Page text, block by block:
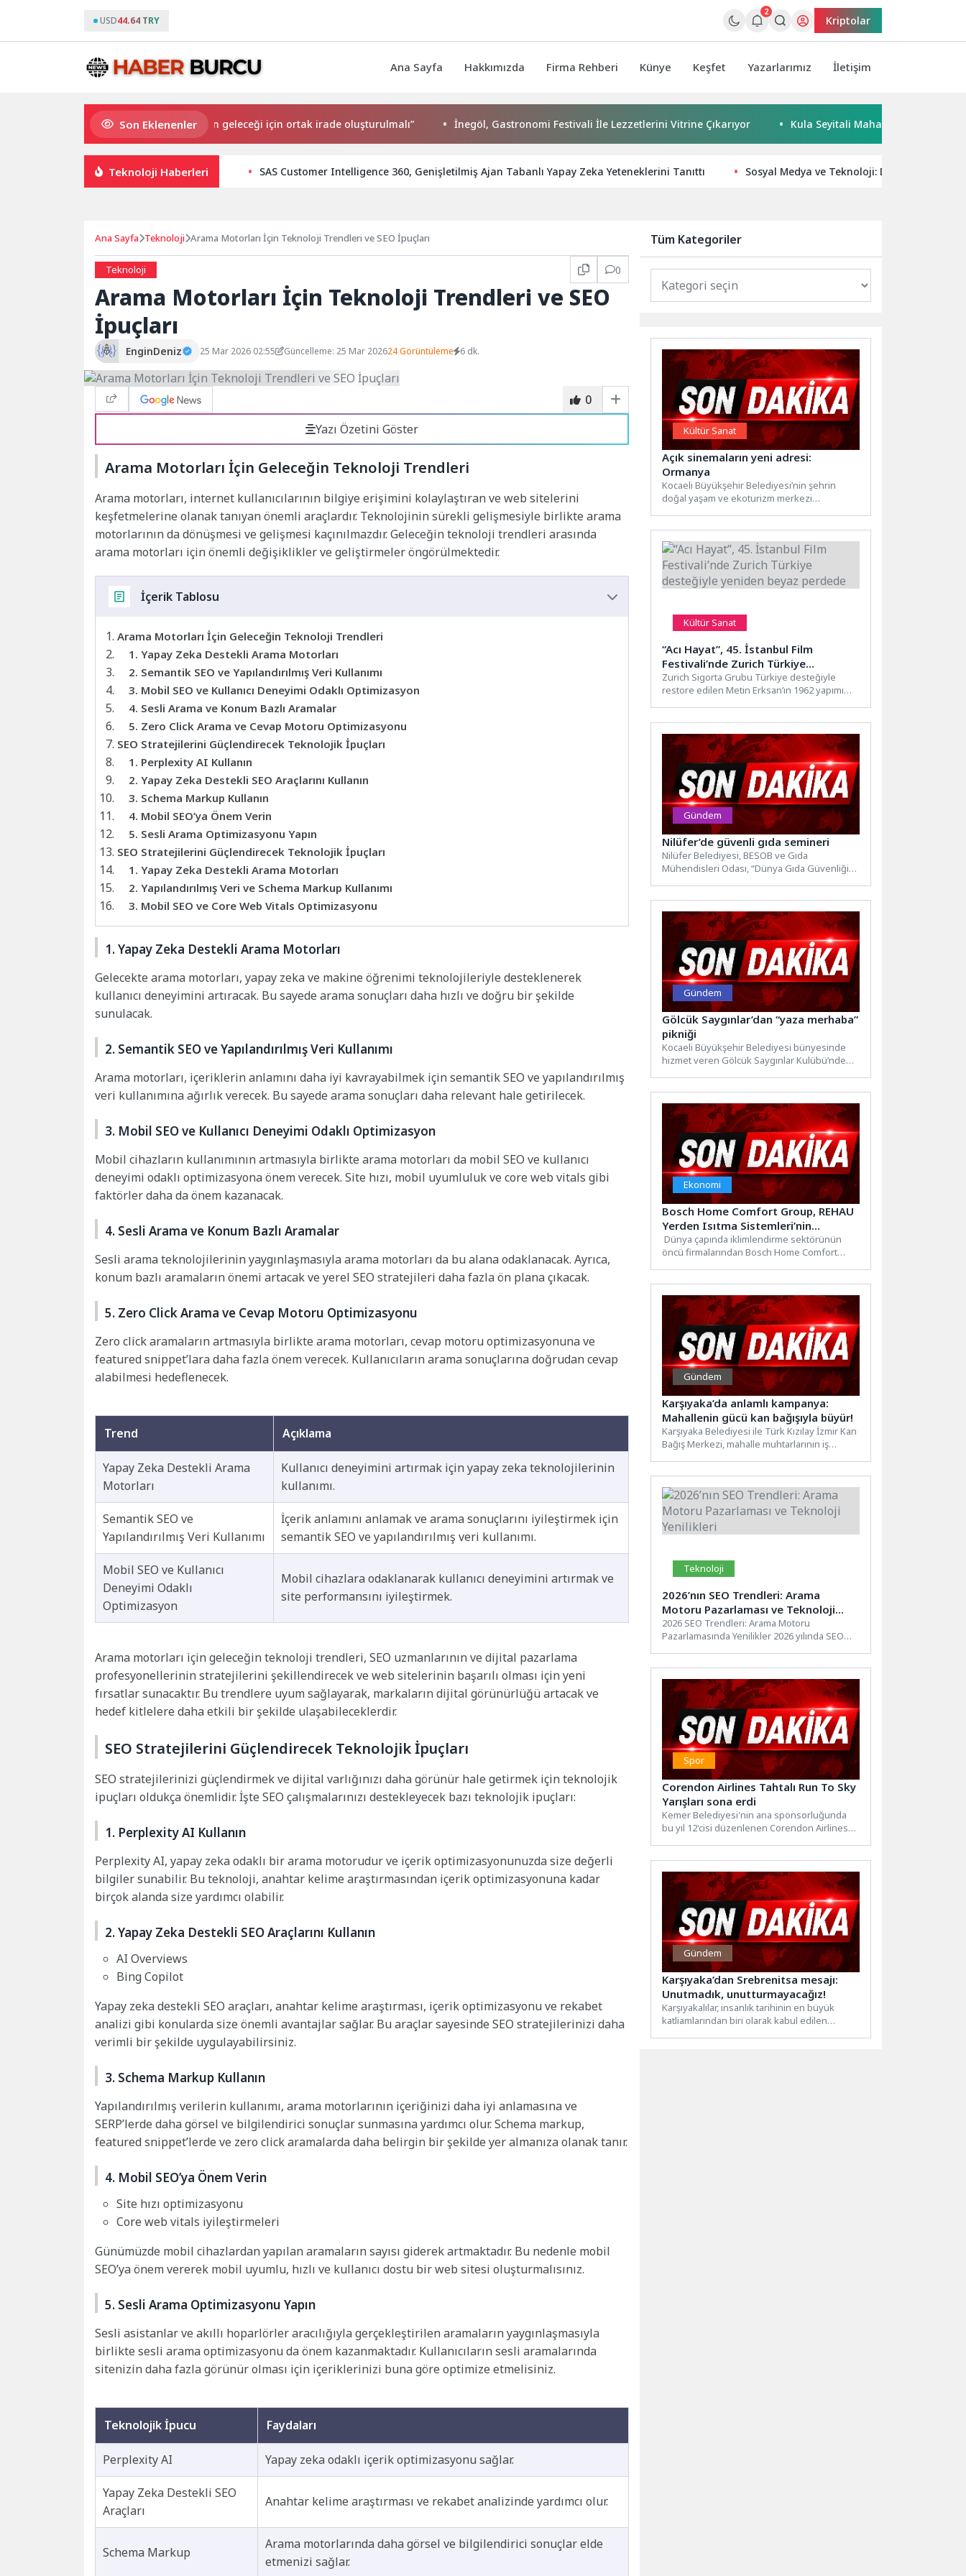
USD44.64 TRY
2
Kriptolar
Ana Sayfa Hakkımızda Firma Rehberi Künye Keşfet Yazarlarımız İletişim
Son Eklenenler
Başkan Yıldız Ünsal: “Kulübün geleceği için ortak irade oluşturulmalı” İnegöl, Gastronomi Festivali İle Lezzetlerini Vitrine Çıkarıyor Kula Seyitali Mahallesi’nde Sıcak Asfalt
Teknoloji Haberleri SAS Customer Intelligence 360, Genişletilmiş Ajan Tabanlı Yapay Zeka Yeteneklerini Tanıttı Sosyal Medya ve Teknoloji: Dijital Dünyada
Ana Sayfa Teknoloji Arama Motorları İçin Teknoloji Trendleri ve SEO İpuçları
Teknoloji 0
Arama Motorları İçin Teknoloji Trendleri ve SEO
İpuçları
EnginDeniz 25 Mar 2026 02:55 Güncelleme: 25 Mar 202624 Görüntüleme 6 dk.
0
Yazı Özetini Göster
Arama Motorları İçin Geleceğin Teknoloji Trendleri
Arama motorları, internet kullanıcılarının bilgiye erişimini kolaylaştıran ve web sitelerini
keşfetmelerine olanak tanıyan önemli araçlardır. Teknolojinin sürekli gelişmesiyle birlikte arama
motorlarının da dönüşmesi ve gelişmesi kaçınılmazdır. Geleceğin teknoloji trendleri arasında
arama motorları için önemli değişiklikler ve geliştirmeler öngörülmektedir.
İçerik Tablosu
Arama Motorları İçin Geleceğin Teknoloji Trendleri
1. Yapay Zeka Destekli Arama Motorları
2. Semantik SEO ve Yapılandırılmış Veri Kullanımı
3. Mobil SEO ve Kullanıcı Deneyimi Odaklı Optimizasyon
4. Sesli Arama ve Konum Bazlı Aramalar
5. Zero Click Arama ve Cevap Motoru Optimizasyonu
SEO Stratejilerini Güçlendirecek Teknolojik İpuçları
1. Perplexity AI Kullanın
2. Yapay Zeka Destekli SEO Araçlarını Kullanın
3. Schema Markup Kullanın
4. Mobil SEO’ya Önem Verin
5. Sesli Arama Optimizasyonu Yapın
SEO Stratejilerini Güçlendirecek Teknolojik İpuçları
1. Yapay Zeka Destekli Arama Motorları
2. Yapılandırılmış Veri ve Schema Markup Kullanımı
3. Mobil SEO ve Core Web Vitals Optimizasyonu
1. Yapay Zeka Destekli Arama Motorları
Gelecekte arama motorları, yapay zeka ve makine öğrenimi teknolojileriyle desteklenerek
kullanıcı deneyimini artıracak. Bu sayede arama sonuçları daha hızlı ve doğru bir şekilde
sunulacak.
2. Semantik SEO ve Yapılandırılmış Veri Kullanımı
Arama motorları, içeriklerin anlamını daha iyi kavrayabilmek için semantik SEO ve yapılandırılmış
veri kullanımına ağırlık verecek. Bu sayede arama sonuçları daha relevant hale getirilecek.
3. Mobil SEO ve Kullanıcı Deneyimi Odaklı Optimizasyon
Mobil cihazların kullanımının artmasıyla birlikte arama motorları da mobil SEO ve kullanıcı
deneyimi odaklı optimizasyona önem verecek. Site hızı, mobil uyumluluk ve core web vitals gibi
faktörler daha da önem kazanacak.
4. Sesli Arama ve Konum Bazlı Aramalar
Sesli arama teknolojilerinin yaygınlaşmasıyla arama motorları da bu alana odaklanacak. Ayrıca,
konum bazlı aramaların önemi artacak ve yerel SEO stratejileri daha fazla ön plana çıkacak.
5. Zero Click Arama ve Cevap Motoru Optimizasyonu
Zero click aramaların artmasıyla birlikte arama motorları, cevap motoru optimizasyonuna ve
featured snippet’lara daha fazla önem verecek. Kullanıcıların arama sonuçlarına doğrudan cevap
alabilmesi hedeflenecek.
Trend Açıklama
Yapay Zeka Destekli Arama
Motorları
Kullanıcı deneyimini artırmak için yapay zeka teknolojilerinin
kullanımı.
Semantik SEO ve
Yapılandırılmış Veri Kullanımı
İçerik anlamını anlamak ve arama sonuçlarını iyileştirmek için
semantik SEO ve yapılandırılmış veri kullanımı.
Mobil SEO ve Kullanıcı
Deneyimi Odaklı
Optimizasyon
Mobil cihazlara odaklanarak kullanıcı deneyimini artırmak ve
site performansını iyileştirmek.
Arama motorları için geleceğin teknoloji trendleri, SEO uzmanlarının ve dijital pazarlama
profesyonellerinin stratejilerini şekillendirecek ve web sitelerinin başarılı olması için yeni
fırsatlar sunacaktır. Bu trendlere uyum sağlayarak, markaların dijital görünürlüğü artacak ve
hedef kitlelere daha etkili bir şekilde ulaşabileceklerdir.
SEO Stratejilerini Güçlendirecek Teknolojik İpuçları
SEO stratejilerinizi güçlendirmek ve dijital varlığınızı daha görünür hale getirmek için teknolojik
ipuçları oldukça önemlidir. İşte SEO çalışmalarınızı destekleyecek bazı teknolojik ipuçları:
1. Perplexity AI Kullanın
Perplexity AI, yapay zeka odaklı bir arama motorudur ve içerik optimizasyonunuzda size değerli
bilgiler sunabilir. Bu teknoloji, anahtar kelime araştırmasından içerik optimizasyonuna kadar
birçok alanda size yardımcı olabilir.
2. Yapay Zeka Destekli SEO Araçlarını Kullanın
AI Overviews
Bing Copilot
Yapay zeka destekli SEO araçları, anahtar kelime araştırması, içerik optimizasyonu ve rekabet
analizi gibi konularda size önemli avantajlar sağlar. Bu araçlar sayesinde SEO stratejilerinizi daha
verimli bir şekilde uygulayabilirsiniz.
3. Schema Markup Kullanın
Yapılandırılmış verilerin kullanımı, arama motorlarının içeriğinizi daha iyi anlamasına ve
SERP’lerde daha görsel ve bilgilendirici sonuçlar sunmasına yardımcı olur. Schema markup,
featured snippet’lerde ve zero click aramalarda daha belirgin bir şekilde yer almanıza olanak tanır.
4. Mobil SEO’ya Önem Verin
Site hızı optimizasyonu
Core web vitals iyileştirmeleri
Günümüzde mobil cihazlardan yapılan aramaların sayısı giderek artmaktadır. Bu nedenle mobil
SEO’ya önem vererek mobil uyumlu, hızlı ve kullanıcı dostu bir web sitesi oluşturmalısınız.
5. Sesli Arama Optimizasyonu Yapın
Sesli asistanlar ve akıllı hoparlörler aracılığıyla gerçekleştirilen aramaların yaygınlaşmasıyla
birlikte sesli arama optimizasyonu da önem kazanmaktadır. Kullanıcıların sesli aramalarında
sitenizin daha fazla görünür olması için içeriklerinizi buna göre optimize etmelisiniz.
Teknolojik İpucu Faydaları
Perplexity AI Yapay zeka odaklı içerik optimizasyonu sağlar.
Yapay Zeka Destekli SEO
Araçları
Anahtar kelime araştırması ve rekabet analizinde yardımcı olur.
Schema Markup
Arama motorlarında daha görsel ve bilgilendirici sonuçlar elde
etmenizi sağlar.
Tüm Kategoriler
Kültür Sanat
Açık sinemaların yeni adresi:
Ormanya
Kocaeli Büyükşehir Belediyesi’nin şehrin
doğal yaşam ve ekoturizm merkezi
Kültür Sanat
“Acı Hayat”, 45. İstanbul Film
Festivali’nde Zurich Türkiye
desteğiyle yeniden beyaz perdede
Zurich Sigorta Grubu Türkiye desteğiyle
restore edilen Metin Erksan’ın 1962 yapımı
Gündem
Nilüfer’de güvenli gıda semineri
Nilüfer Belediyesi, BESOB ve Gıda
Mühendisleri Odası, “Dünya Gıda Güvenliği
Gündem
Gölcük Saygınlar’dan “yaza merhaba”
pikniği
Kocaeli Büyükşehir Belediyesi bünyesinde
hizmet veren Gölcük Saygınlar Kulübü’nde
Ekonomi
Bosch Home Comfort Group, REHAU
Yerden Isıtma Sistemleri’nin
Türkiye’deki tek yetkili distribütörü
oldu
Dünya çapında iklimlendirme sektörünün
öncü firmalarından Bosch Home Comfort
Gündem
Karşıyaka’da anlamlı kampanya:
Mahallenin gücü kan bağışıyla büyür!
Karşıyaka Belediyesi ile Türk Kızılay İzmir Kan
Bağış Merkezi, mahalle muhtarlarının iş
Teknoloji
2026’nın SEO Trendleri: Arama
Motoru Pazarlaması ve Teknoloji
Yenilikleri
2026 SEO Trendleri: Arama Motoru
Pazarlamasında Yenilikler 2026 yılında SEO
Spor
Corendon Airlines Tahtalı Run To Sky
Yarışları sona erdi
Kemer Belediyesi'nin ana sponsorluğunda
bu yıl 12'cisi düzenlenen Corendon Airlines
Gündem
Karşıyaka’dan Srebrenitsa mesajı:
Unutmadık, unutturmayacağız!
Karşıyakalılar, insanlık tarihinin en büyük
katliamlarından biri olarak kabul edilen